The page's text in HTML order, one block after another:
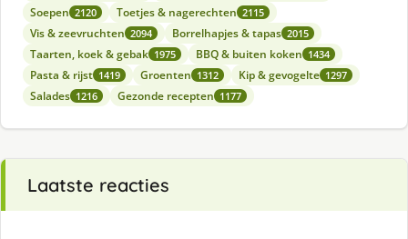
Soepen 2120 Toetjes & nagerechten 2115
Vis & zeevruchten 2094 Borrelhapjes & tapas 2015
Taarten, koek & gebak 1975 BBQ & buiten koken 1434
Pasta & rijst 1419 Groenten 1312 Kip & gevogelte 1297
Salades 1216 Gezonde recepten 1177
Laatste reacties